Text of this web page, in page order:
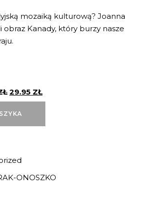
mozaiką kulturową? Joanna
obraz Kanady, który burzy nasze
29.95 ZŁ
ONOSZKO